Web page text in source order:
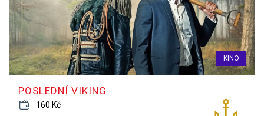
KINO
POSLEDNÍ VIKING
160 Kč